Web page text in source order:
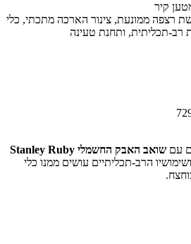
קיר
רצפה ממונעת, צינור הארכה מתכתי, כלי
רב-תכליתית, ותחנת טעינה
עם
שואב האבק החשמלי Stanley Ruby
הרב-תכליתיים עושים ממנו כלי